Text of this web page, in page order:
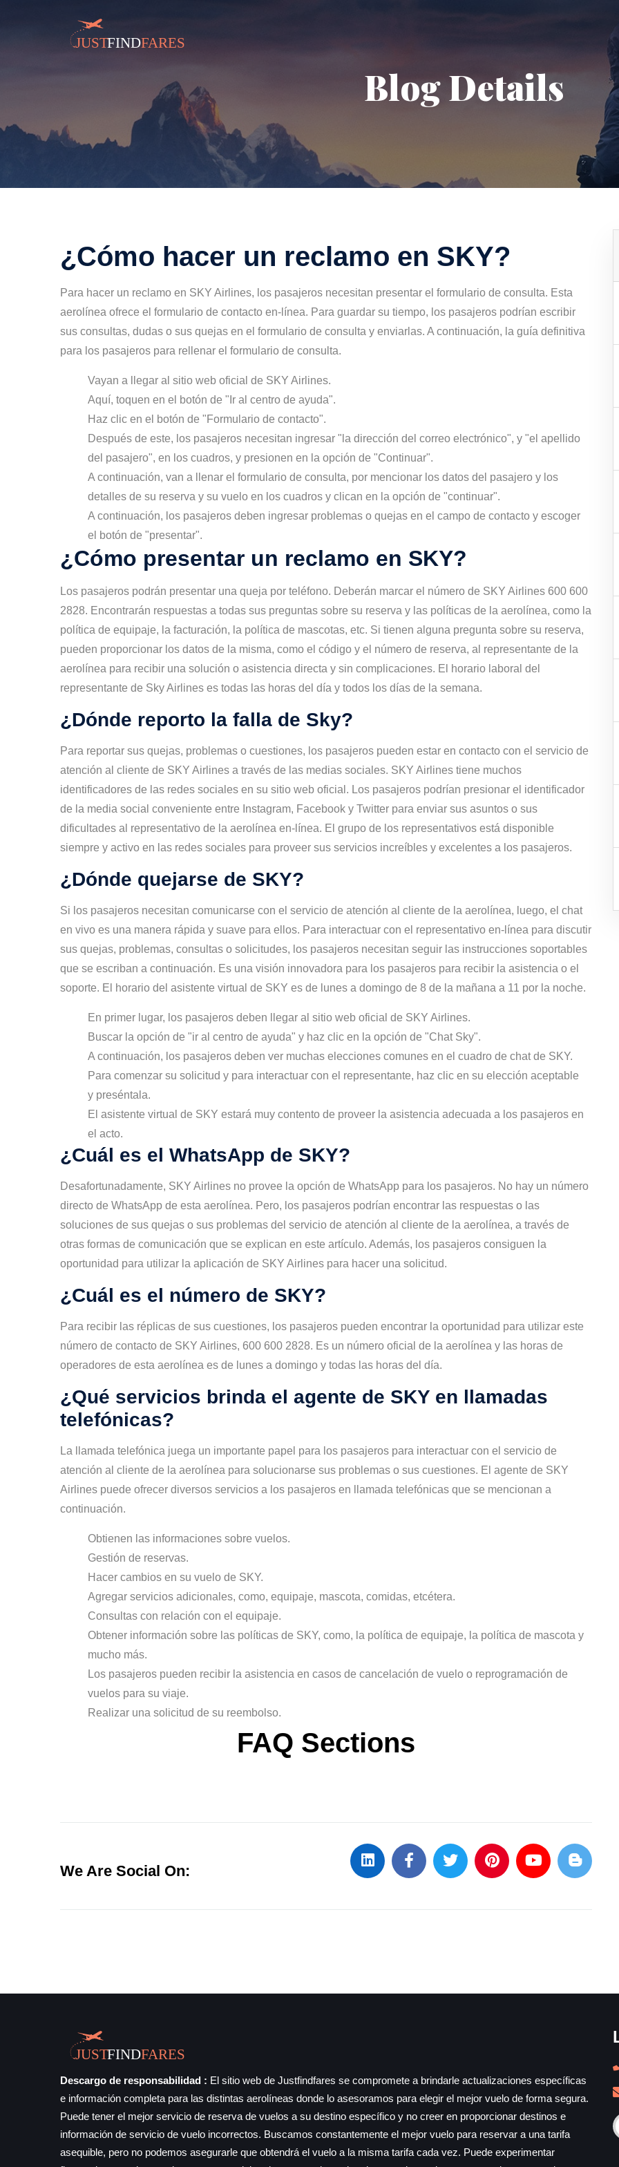
Blog Details
¿Cómo hacer un reclamo en SKY?
Para hacer un reclamo en SKY Airlines, los pasajeros necesitan presentar el formulario de consulta. Esta
aerolínea ofrece el formulario de contacto en-línea. Para guardar su tiempo, los pasajeros podrían escribir
sus consultas, dudas o sus quejas en el formulario de consulta y enviarlas. A continuación, la guía definitiva
para los pasajeros para rellenar el formulario de consulta.
Vayan a llegar al sitio web oficial de SKY Airlines.
Aquí, toquen en el botón de "Ir al centro de ayuda".
Haz clic en el botón de "Formulario de contacto".
Después de este, los pasajeros necesitan ingresar "la dirección del correo electrónico", y "el apellido
del pasajero", en los cuadros, y presionen en la opción de "Continuar".
A continuación, van a llenar el formulario de consulta, por mencionar los datos del pasajero y los
detalles de su reserva y su vuelo en los cuadros y clican en la opción de "continuar".
A continuación, los pasajeros deben ingresar problemas o quejas en el campo de contacto y escoger
el botón de "presentar".
¿Cómo presentar un reclamo en SKY?
Los pasajeros podrán presentar una queja por teléfono. Deberán marcar el número de SKY Airlines 600 600
2828. Encontrarán respuestas a todas sus preguntas sobre su reserva y las políticas de la aerolínea, como la
política de equipaje, la facturación, la política de mascotas, etc. Si tienen alguna pregunta sobre su reserva,
pueden proporcionar los datos de la misma, como el código y el número de reserva, al representante de la
aerolínea para recibir una solución o asistencia directa y sin complicaciones. El horario laboral del
representante de Sky Airlines es todas las horas del día y todos los días de la semana.
¿Dónde reporto la falla de Sky?
Para reportar sus quejas, problemas o cuestiones, los pasajeros pueden estar en contacto con el servicio de
atención al cliente de SKY Airlines a través de las medias sociales. SKY Airlines tiene muchos
identificadores de las redes sociales en su sitio web oficial. Los pasajeros podrían presionar el identificador
de la media social conveniente entre Instagram, Facebook y Twitter para enviar sus asuntos o sus
dificultades al representativo de la aerolínea en-línea. El grupo de los representativos está disponible
siempre y activo en las redes sociales para proveer sus servicios increíbles y excelentes a los pasajeros.
¿Dónde quejarse de SKY?
Si los pasajeros necesitan comunicarse con el servicio de atención al cliente de la aerolínea, luego, el chat
en vivo es una manera rápida y suave para ellos. Para interactuar con el representativo en-línea para discutir
sus quejas, problemas, consultas o solicitudes, los pasajeros necesitan seguir las instrucciones soportables
que se escriban a continuación. Es una visión innovadora para los pasajeros para recibir la asistencia o el
soporte. El horario del asistente virtual de SKY es de lunes a domingo de 8 de la mañana a 11 por la noche.
En primer lugar, los pasajeros deben llegar al sitio web oficial de SKY Airlines.
Buscar la opción de "ir al centro de ayuda" y haz clic en la opción de "Chat Sky".
A continuación, los pasajeros deben ver muchas elecciones comunes en el cuadro de chat de SKY.
Para comenzar su solicitud y para interactuar con el representante, haz clic en su elección aceptable
y preséntala.
El asistente virtual de SKY estará muy contento de proveer la asistencia adecuada a los pasajeros en
el acto.
¿Cuál es el WhatsApp de SKY?
Desafortunadamente, SKY Airlines no provee la opción de WhatsApp para los pasajeros. No hay un número
directo de WhatsApp de esta aerolínea. Pero, los pasajeros podrían encontrar las respuestas o las
soluciones de sus quejas o sus problemas del servicio de atención al cliente de la aerolínea, a través de
otras formas de comunicación que se explican en este artículo. Además, los pasajeros consiguen la
oportunidad para utilizar la aplicación de SKY Airlines para hacer una solicitud.
¿Cuál es el número de SKY?
Para recibir las réplicas de sus cuestiones, los pasajeros pueden encontrar la oportunidad para utilizar este
número de contacto de SKY Airlines, 600 600 2828. Es un número oficial de la aerolínea y las horas de
operadores de esta aerolínea es de lunes a domingo y todas las horas del día.
¿Qué servicios brinda el agente de SKY en llamadas
telefónicas?
La llamada telefónica juega un importante papel para los pasajeros para interactuar con el servicio de
atención al cliente de la aerolínea para solucionarse sus problemas o sus cuestiones. El agente de SKY
Airlines puede ofrecer diversos servicios a los pasajeros en llamada telefónicas que se mencionan a
continuación.
Obtienen las informaciones sobre vuelos.
Gestión de reservas.
Hacer cambios en su vuelo de SKY.
Agregar servicios adicionales, como, equipaje, mascota, comidas, etcétera.
Consultas con relación con el equipaje.
Obtener información sobre las políticas de SKY, como, la política de equipaje, la política de mascota y
mucho más.
Los pasajeros pueden recibir la asistencia en casos de cancelación de vuelo o reprogramación de
vuelos para su viaje.
Realizar una solicitud de su reembolso.
FAQ Sections
We Are Social On:
Descargo de responsabilidad : El sitio web de Justfindfares se compromete a brindarle actualizaciones específicas
e información completa para las distintas aerolíneas donde lo asesoramos para elegir el mejor vuelo de forma segura.
Puede tener el mejor servicio de reserva de vuelos a su destino específico y no creer en proporcionar destinos e
información de servicio de vuelo incorrectos. Buscamos constantemente el mejor vuelo para reservar a una tarifa
asequible, pero no podemos asegurarle que obtendrá el vuelo a la misma tarifa cada vez. Puede experimentar